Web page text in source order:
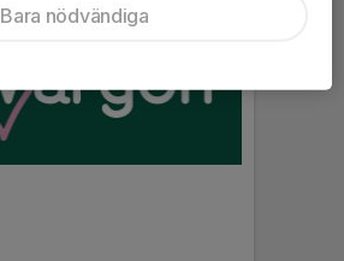
Bara nödvändiga